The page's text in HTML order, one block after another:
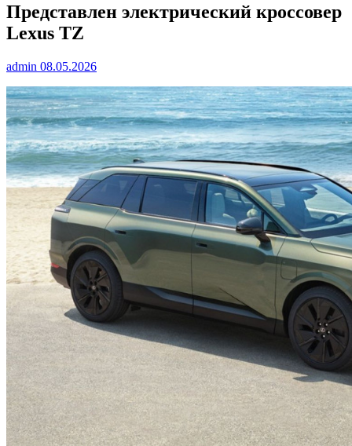
Представлен электрический кроссовер
Lexus TZ
admin 08.05.2026